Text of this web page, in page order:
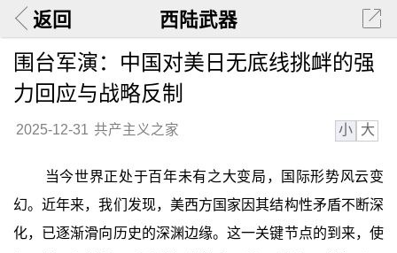
返回 西陆武器
围台军演：中国对美日无底线挑衅的强
力回应与战略反制
2025-12-31 共产主义之家 小 大
当今世界正处于百年未有之大变局，国际形势风云变
幻。近年来，我们发现，美西方国家因其结构性矛盾不断深
化，已逐渐滑向历史的深渊边缘。这一关键节点的到来，使